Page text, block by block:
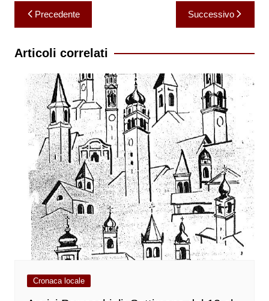
Navigazione
articoli
Precedente Successivo
Articoli correlati
Cronaca locale